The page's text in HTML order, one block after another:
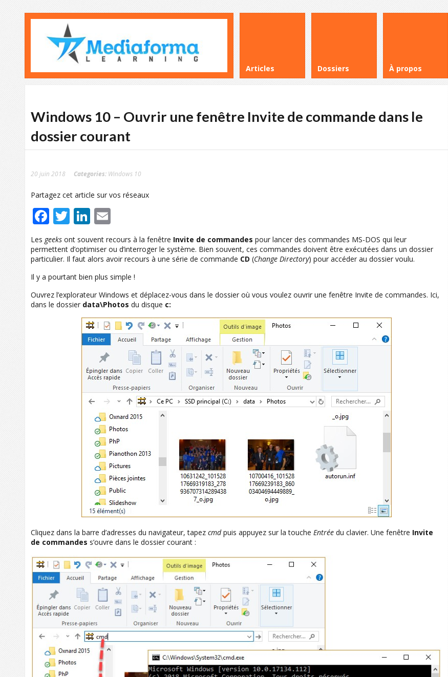
Articles Dossiers À propos
Windows 10 – Ouvrir une fenêtre Invite de commande dans le
dossier courant
20 juin 2018 Categories: Windows 10
Partagez cet article sur vos réseaux
Facebook
TwitterLinkedIn
Les geeks ont souvent recours à la fenêtre Invite de commandes pour lancer des commandes MS-DOS qui leur
permettent d’optimiser ou d’interroger le système. Bien souvent, ces commandes doivent être exécutées dans un dossier
particulier. Il faut alors avoir recours à une série de commande CD (Change Directory) pour accéder au dossier voulu.
Il y a pourtant bien plus simple !
Ouvrez l’explorateur Windows et déplacez-vous dans le dossier où vous voulez ouvrir une fenêtre Invite de commandes. Ici,
dans le dossier data\Photos du disque c:
Cliquez dans la barre d’adresses du navigateur, tapez cmdpuis appuyez sur la touche Entrée du clavier. Une fenêtre Invite
de commandes s’ouvre dans le dossier courant :